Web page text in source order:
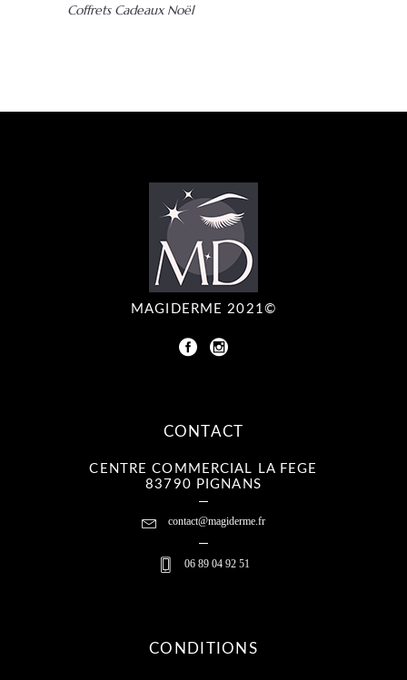
Coffrets Cadeaux Noël
MAGIDERME 2021©
CONTACT
CENTRE COMMERCIAL LA FEGE
83790 PIGNANS
contact@magiderme.fr
06 89 04 92 51
CONDITIONS